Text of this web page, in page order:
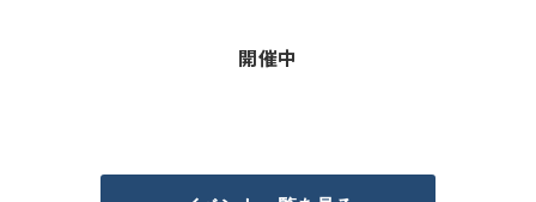
開催中